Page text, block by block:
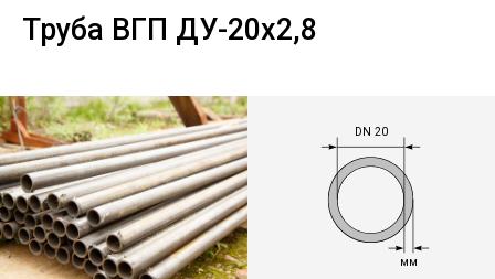
Труба
Лист
Уголок
Балка
Труба ВГП ДУ-20х2,8
DN 20
мм